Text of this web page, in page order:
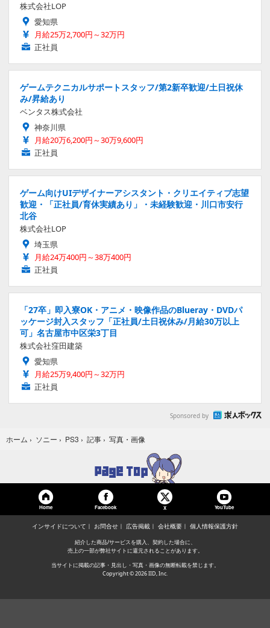
株式会社LOP
愛知県
月給25万2,700円～32万円
正社員
ゲームテクニカルサポートスタッフ/第2新卒歓迎/土日祝休
み/昇給あり
ベンタス株式会社
神奈川県
月給20万6,200円～30万9,600円
正社員
ゲーム向けUIデザイナーアシスタント・クリエイティブ志望
歓迎・「正社員/育休実績あり」・未経験歓迎・川口市安行
北谷
株式会社LOP
埼玉県
月給24万400円～38万400円
正社員
「27卒」即入寮OK・アニメ・映像作品のBlueray・DVDパ
ッケージ封入スタッフ「正社員/土日祝休み/月給30万以上
可」名古屋市中区栄3丁目
株式会社窪田建築
愛知県
月給25万9,400円～32万円
正社員
Sponsored by
ホーム › ソニー › PS3 › 記事 › 写真・画像
Home Facebook X YouTube
インサイドについて お問合せ 広告掲載 会社概要 個人情報保護方針
紹介した商品/サービスを購入、契約した場合に、
売上の一部が弊社サイトに還元されることがあります。
当サイトに掲載の記事・見出し・写真・画像の無断転載を禁じます。
Copyright © 2026 IID, Inc.